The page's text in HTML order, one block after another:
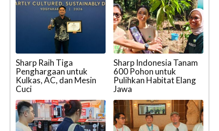
Sharp Raih Tiga
Penghargaan untuk
Kulkas, AC, dan Mesin
Cuci
Sharp Indonesia Tanam
600 Pohon untuk
Pulihkan Habitat Elang
Jawa